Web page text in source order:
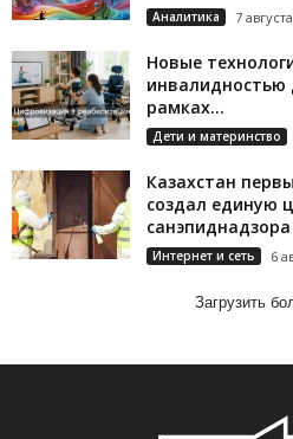
Аналитика 7
Новые
инвалидностью
рамках...
Дети и материнство
Казахстан
создал единую
санэпиднадзора
Интернет и сеть 6
Загрузить